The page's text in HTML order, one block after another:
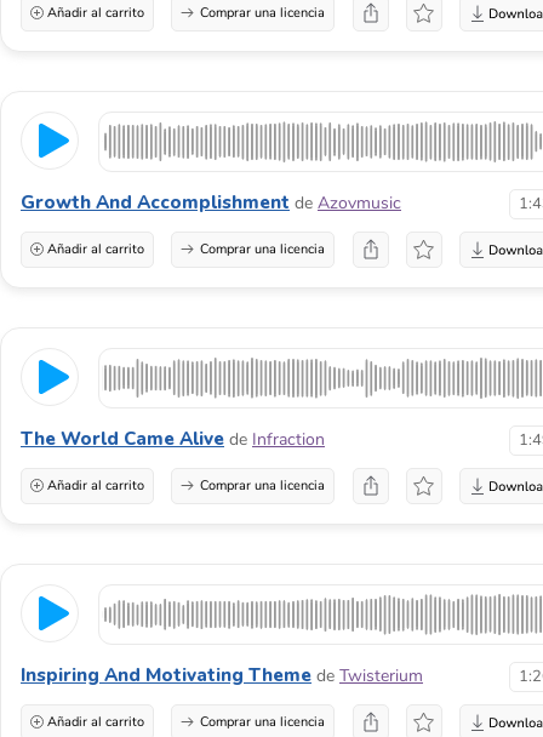
Añadir al carrito Comprar una licencia
Growth And Accomplishment de Azovmusic
Añadir al carrito Comprar una licencia
The World Came Alive de Infraction
Añadir al carrito Comprar una licencia
Inspiring And Motivating Theme de Twisterium
Añadir al carrito Comprar una licencia